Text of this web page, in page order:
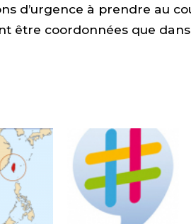
d’urgence à prendre au
être coordonnées que